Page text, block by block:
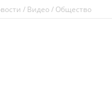
/ Видео/ Общество